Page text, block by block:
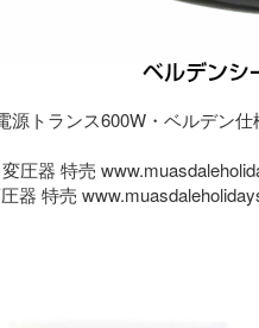
源トランス600W・ベルデン仕
器 特売